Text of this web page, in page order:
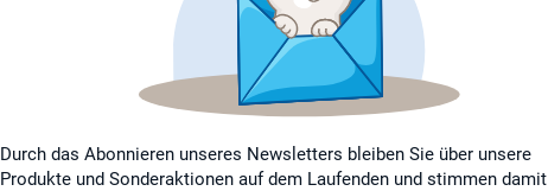
Durch das Abonnieren unseres Newsletters bleiben Sie über unsere
Produkte und Sonderaktionen auf dem Laufenden und stimmen damit